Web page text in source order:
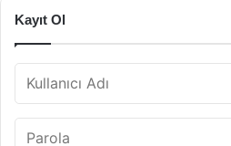
Kayıt Ol